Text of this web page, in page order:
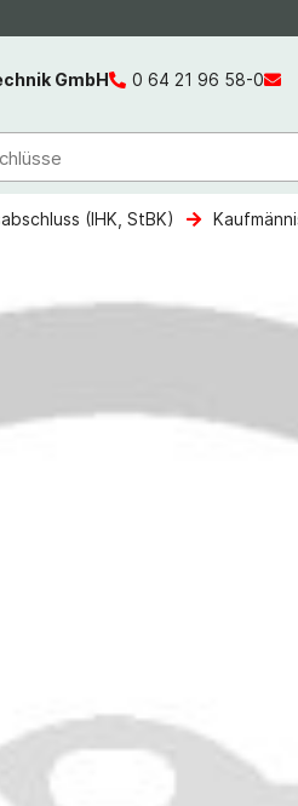
GmbH
0 64 21 96 58-0
(IHK, StBK)